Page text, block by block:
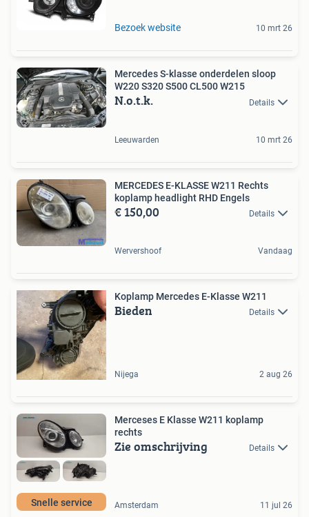
Bezoek website 10 mrt 26
Mercedes S-klasse onderdelen sloop
W220 S320 S500 CL500 W215
N.o.t.k. Details
Leeuwarden 10 mrt 26
MERCEDES E-KLASSE W211 Rechts
koplamp headlight RHD Engels
€ 150,00 Details
Wervershoof Vandaag
Koplamp Mercedes E-Klasse W211
Bieden Details
Nijega 2 aug 26
Snelle service
Merceses E Klasse W211 koplamp
rechts
Zie omschrijving Details
Amsterdam 11 jul 26